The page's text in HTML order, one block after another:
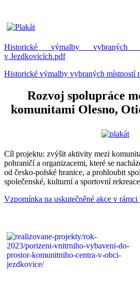
Historické výmalby
v Jezdkovicích.pdf
Historické výmalby vybraných místností
Rozvoj spolupráce
komunitami Olesno,
Cíl projektu: zvýšit aktivity mezi
pohraničí a organizacemi, které se
od česko-polské hranice, a prohloubit
společenské, kulturní a sportovní
Vzpomínka na uskutečněné akce v